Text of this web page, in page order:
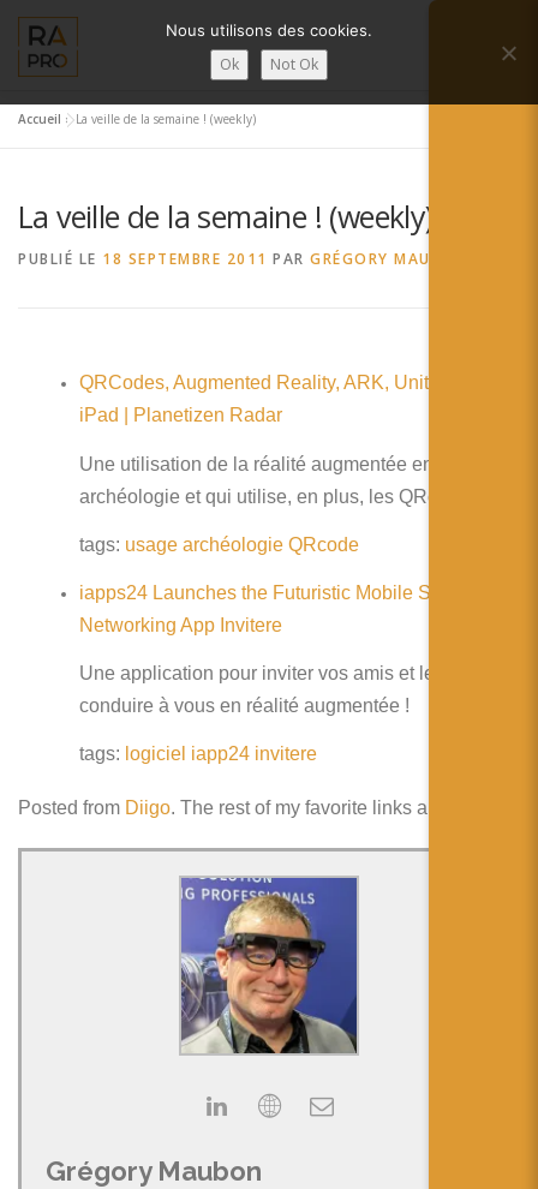
contenu
Menu
SERVICES RA’PRO ACTUALITÉ DE LA RA
English
Deutsch
简体中文
日本語
Accueil »La veille de la semaine ! (weekly)
La veille de la semaine ! (weekly)
PUBLIÉ LE 18 SEPTEMBRE 2011 PAR GRÉGORY MAUBON
QRCodes, Augmented Reality, ARK, Unity and the
iPad | Planetizen Radar
Une utilisation de la réalité augmentée en
archéologie et qui utilise, en plus, les QRcodes
tags: usage archéologie QRcode
iapps24 Launches the Futuristic Mobile Social
Networking App Invitere
Une application pour inviter vos amis et les
conduire à vous en réalité augmentée !
tags: logiciel iapp24 invitere
Posted from Diigo. The rest of my favorite links are
Grégory Maubon
Nous utilisons des cookies.
Ok Not Ok